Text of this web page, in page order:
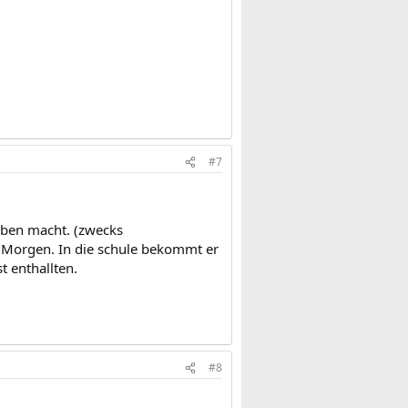
#7
macht. (zwecks
In die schule bekommt er
enthallten.
#8